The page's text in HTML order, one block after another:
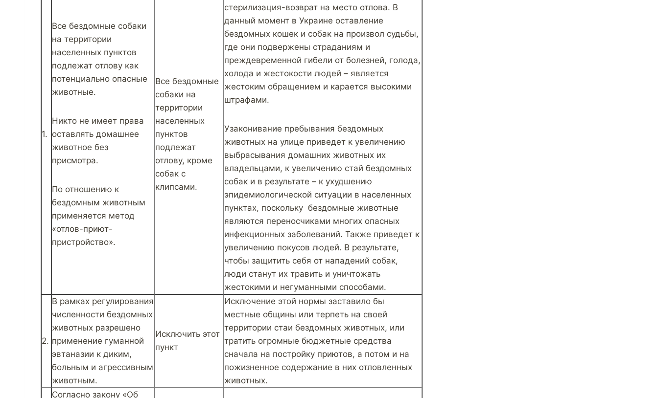
1.
Все бездомные собаки
на территории
населенных пунктов
подлежат отлову как
потенциально опасные
животные.
Никто не имеет права
оставлять домашнее
животное без
присмотра.
По отношению к
бездомным животным
применяется метод
«отлов-приют-
пристройство».
Все бездомные
собаки на
территории
населенных
пунктов
подлежат
отлову, кроме
собак с
клипсами.
стерилизация-возврат на место отлова. В
данный момент в Украине оставление
бездомных кошек и собак на произвол судьбы,
где они подвержены страданиям и
преждевременной гибели от болезней, голода,
холода и жестокости людей – является
жестоким обращением и карается высокими
штрафами.
Узаконивание пребывания бездомных
животных на улице приведет к увеличению
выбрасывания домашних животных их
владельцами, к увеличению стай бездомных
собак и в результате – к ухудшению
эпидемиологической ситуации в населенных
пунктах, поскольку бездомные животные
являются переносчиками многих опасных
инфекционных заболеваний. Также приведет к
увеличению покусов людей. В результате,
чтобы защитить себя от нападений собак,
люди станут их травить и уничтожать
жестокими и негуманными способами.
2.
В рамках регулирования
численности бездомных
животных разрешено
применение гуманной
эвтаназии к диким,
больным и агрессивным
животным.
Исключить этот
пункт
Исключение этой нормы заставило бы
местные общины или терпеть на своей
территории стаи бездомных животных, или
тратить огромные бюджетные средства
сначала на постройку приютов, а потом и на
пожизненное содержание в них отловленных
животных.
Согласно закону «Об